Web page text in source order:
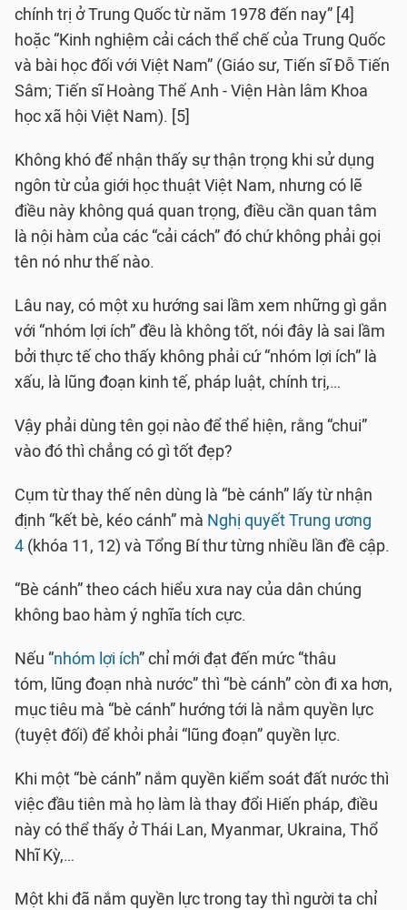
chính trị ở Trung Quốc từ năm 1978 đến nay” [4]
hoặc “Kinh nghiệm cải cách thể chế của Trung Quốc
và bài học đối với Việt Nam” (Giáo sư, Tiến sĩ Đỗ Tiến
Sâm; Tiến sĩ Hoàng Thế Anh - Viện Hàn lâm Khoa
học xã hội Việt Nam). [5]
Không khó để nhận thấy sự thận trọng khi sử dụng
ngôn từ của giới học thuật Việt Nam, nhưng có lẽ
điều này không quá quan trọng, điều cần quan tâm
là nội hàm của các “cải cách” đó chứ không phải gọi
tên nó như thế nào.
Lâu nay, có một xu hướng sai lầm xem những gì gắn
với “nhóm lợi ích” đều là không tốt, nói đây là sai lầm
bởi thực tế cho thấy không phải cứ “nhóm lợi ích” là
xấu, là lũng đoạn kinh tế, pháp luật, chính trị,…
Vậy phải dùng tên gọi nào để thể hiện, rằng “chui”
vào đó thì chẳng có gì tốt đẹp?
Cụm từ thay thế nên dùng là “bè cánh” lấy từ nhận
định “kết bè, kéo cánh” mà Nghị quyết Trung ương
4 (khóa 11, 12) và Tổng Bí thư từng nhiều lần đề cập.
“Bè cánh” theo cách hiểu xưa nay của dân chúng
không bao hàm ý nghĩa tích cực.
Nếu “nhóm lợi ích” chỉ mới đạt đến mức “thâu
tóm, lũng đoạn nhà nước” thì “bè cánh” còn đi xa hơn,
mục tiêu mà “bè cánh” hướng tới là nắm quyền lực
(tuyệt đối) để khỏi phải “lũng đoạn” quyền lực.
Khi một “bè cánh” nắm quyền kiểm soát đất nước thì
việc đầu tiên mà họ làm là thay đổi Hiến pháp, điều
này có thể thấy ở Thái Lan, Myanmar, Ukraina, Thổ
Nhĩ Kỳ,…
Một khi đã nắm quyền lực trong tay thì người ta chỉ